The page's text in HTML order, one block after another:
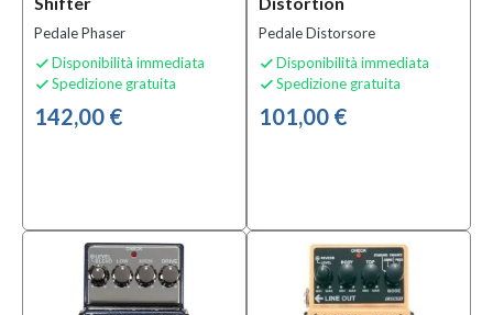
Pedale Phaser
 Disponibilità immediata
 Spedizione gratuita
142,00 €
Pedale Distorsore
 Disponibilità immediata
 Spedizione gratuita
101,00 €